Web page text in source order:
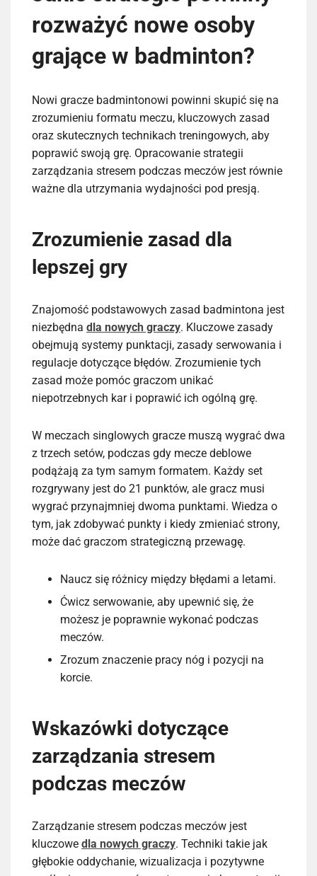
rozważyć nowe osoby
grające w badminton?
Nowi gracze badmintonowi powinni skupić się na
zrozumieniu formatu meczu, kluczowych zasad
oraz skutecznych technikach treningowych, aby
poprawić swoją grę. Opracowanie strategii
zarządzania stresem podczas meczów jest równie
ważne dla utrzymania wydajności pod presją.
Zrozumienie zasad dla
lepszej gry
Znajomość podstawowych zasad badmintona jest
niezbędna dla nowych graczy. Kluczowe zasady
obejmują systemy punktacji, zasady serwowania i
regulacje dotyczące błędów. Zrozumienie tych
zasad może pomóc graczom unikać
niepotrzebnych kar i poprawić ich ogólną grę.
W meczach singlowych gracze muszą wygrać dwa
z trzech setów, podczas gdy mecze deblowe
podążają za tym samym formatem. Każdy set
rozgrywany jest do 21 punktów, ale gracz musi
wygrać przynajmniej dwoma punktami. Wiedza o
tym, jak zdobywać punkty i kiedy zmieniać strony,
może dać graczom strategiczną przewagę.
Naucz się różnicy między błędami a letami.
Ćwicz serwowanie, aby upewnić się, że
możesz je poprawnie wykonać podczas
meczów.
Zrozum znaczenie pracy nóg i pozycji na
korcie.
Wskazówki dotyczące
zarządzania stresem
podczas meczów
Zarządzanie stresem podczas meczów jest
kluczowe dla nowych graczy. Techniki takie jak
głębokie oddychanie, wizualizacja i pozytywne